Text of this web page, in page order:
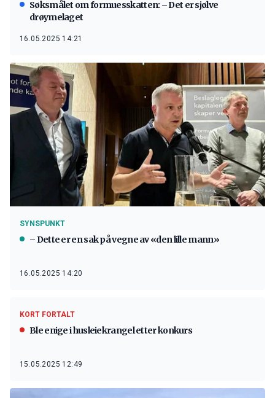
Søksmålet om formuesskatten: – Det er sjølve
drøymelaget
16.05.2025 14:21
SYNSPUNKT
– Dette er en sak på vegne av «den lille mann»
16.05.2025 14:20
KORT FORTALT
Ble enige i husleiekrangel etter konkurs
15.05.2025 12:49